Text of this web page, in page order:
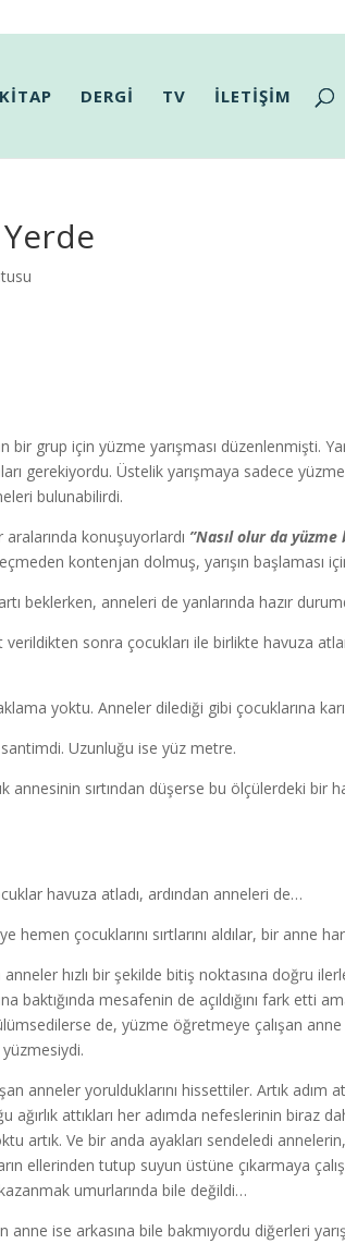
KİTAP DERGİ TV İLETİŞİM
grup için yüzme yarışması düzenlenmişti.
gerekiyordu. Üstelik yarışmaya sadece
bulunabilirdi.
aralarında konuşuyorlardı ”Nasıl olur da
kontenjan dolmuş, yarışın başlaması
beklerken, anneleri de yanlarında hazır
sonra çocukları ile birlikte havuza
yoktu. Anneler dilediği gibi çocuklarına
Uzunluğu ise yüz metre.
annesinin sırtından düşerse bu ölçülerdeki bir
havuza atladı, ardından anneleri de…
hemen çocuklarını sırtlarını aldılar, bir anne
anneler hızlı bir şekilde bitiş noktasına doğru
baktığında mesafenin de açıldığını fark etti
de, yüzme öğretmeye çalışan
anneler yorulduklarını hissettiler. Artık adım
ağırlık attıkları her adımda nefeslerinin biraz
artık. Ve bir anda ayakları sendeledi
ellerinden tutup suyun üstüne çıkarmaya
umurlarında bile değildi…
ise arkasına bile bakmıyordu diğerleri